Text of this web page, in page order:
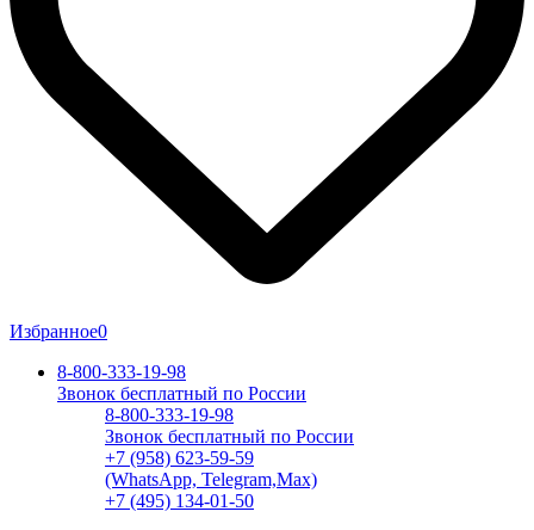
Избранное0
8-800-333-19-98
Звонок бесплатный по России
8-800-333-19-98
Звонок бесплатный по России
+7 (958) 623-59-59
(WhatsApp, Telegram,Max)
+7 (495) 134-01-50